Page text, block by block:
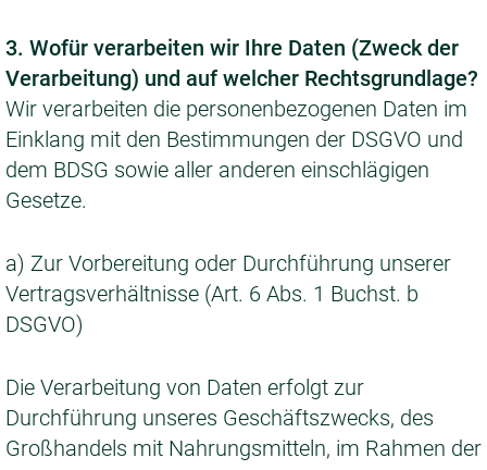
3. Wofür verarbeiten wir Ihre Daten (Zweck der
Verarbeitung) und auf welcher Rechtsgrundlage?
Wir verarbeiten die personenbezogenen Daten im
Einklang mit den Bestimmungen der DSGVO und
dem BDSG sowie aller anderen einschlägigen
Gesetze.
a) Zur Vorbereitung oder Durchführung unserer
Vertragsverhältnisse (Art. 6 Abs. 1 Buchst. b
DSGVO)
Die Verarbeitung von Daten erfolgt zur
Durchführung unseres Geschäftszwecks, des
Großhandels mit Nahrungsmitteln, im Rahmen der